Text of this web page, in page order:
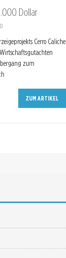
Dollar
0
Cerro Caliche
zum
ZUM ARTIKEL